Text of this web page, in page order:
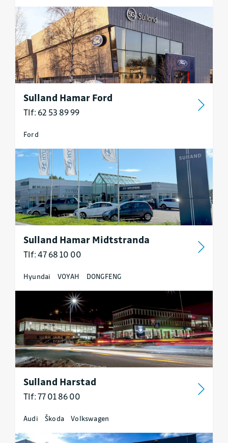
Sulland Hamar Ford
Tlf: 62 53 89 99
Ford
Sulland Hamar Midtstranda
Tlf: 47 68 10 00
Hyundai VOYAH DONGFENG
Sulland Harstad
Tlf: 77 01 86 00
Audi Škoda Volkswagen